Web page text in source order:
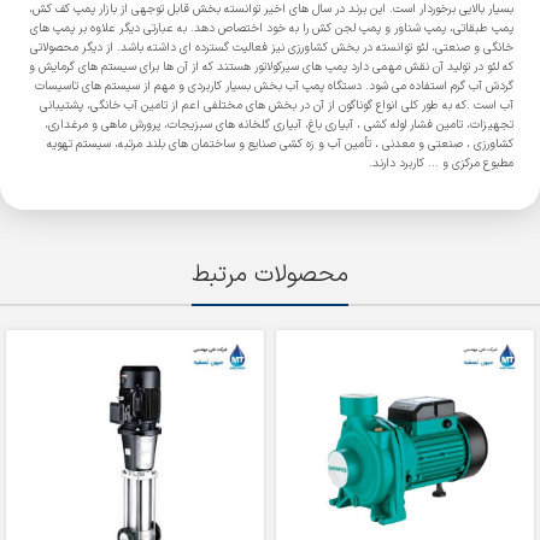
بسیار بالایی برخوردار است. این برند در سال های اخیر توانسته بخش قابل توجهی از بازار پمپ کف کش،
پمپ طبقاتی، پمپ شناور و پمپ لجن کش را به خود اختصاص دهد. به عبارتی دیگر علاوه بر پمپ های
خانگی و صنعتی، لئو توانسته در بخش کشاورزی نیز فعالیت گسترده ای داشته باشد. از دیگر محصولاتی
که لئو در تولید آن نقش مهمی دارد پمپ های سیرکولاتور هستند که از آن ها برای سیستم های گرمایش و
گردش آب گرم استفاده می شود. دستگاه پمپ آب بخش بسیار کاربردی و مهم از سیستم های تاسیسات
آب است .که به طور کلی انواع گوناگون از آن در بخش های مختلفی اعم از تامین آب خانگی، پشتیبانی
تجهیزات، تامین فشار لوله کشی ، آبیاری باغ، آبیاری گلخانه های سبزیجات، پرورش ماهی و مرغداری،
کشاورزی ، صنعتی و معدنی ، تأمین آب و زه کشی صنایع و ساختمان های بلند مرتبه، سیستم تهویه
مطبوع مرکزی و ... کاربرد دارند.
محصولات مرتبط